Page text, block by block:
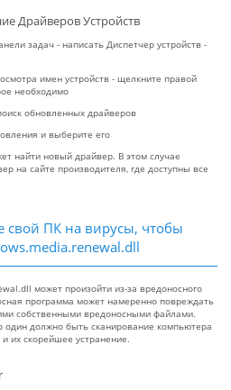
Драйверов Устройств
задач - написать Диспетчер устройств -
имен устройств - щелкните правой
необходимо
обновленных драйверов
и выберите его
найти новый драйвер. В этом случае
на сайте производителя, где доступны все
свой ПК на вирусы, чтобы
может произойти из-за вредоносного
программа может намеренно повреждать
собственными вредоносными файлами.
должно быть сканирование компьютера
их скорейшее устранение.